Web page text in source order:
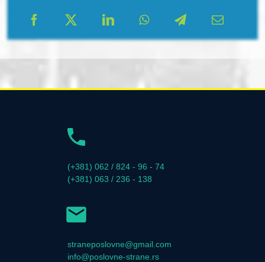
(+381) 062 / 824 - 96 - 74
(+381) 063 / 236 - 138
straneposlovne@gmail.com
info@poslovne-strane.rs